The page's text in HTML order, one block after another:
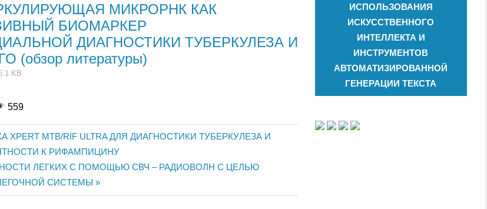
МИКРОРНК КАК
БИОМАРКЕР
ДИАГНОСТИКИ ТУБЕРКУЛЕЗА И
(обзор литературы)
KB
559
MTB/RIF ULTRA ДЛЯ ДИАГНОСТИКИ ТУБЕРКУЛЕЗА И
К РИФАМПИЦИНУ
ЛЕГКИХ С ПОМОЩЬЮ СВЧ – РАДИОВОЛН С ЦЕЛЬЮ
СИСТЕМЫ
ИСПОЛЬЗОВАНИЯ
ИСКУССТВЕННОГО
ИНТЕЛЛЕКТА И
ИНСТРУМЕНТОВ
АВТОМАТИЗИРОВАННОЙ
ГЕНЕРАЦИИ ТЕКСТА